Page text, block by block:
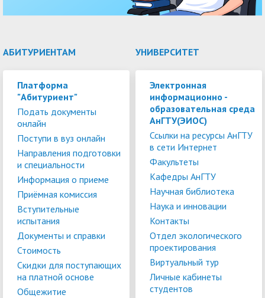
АБИТУРИЕНТАМ
Платформа
"Абитуриент"
Подать документы
онлайн
Поступи в вуз онлайн
Направления подготовки
и специальности
Информация о приеме
Приёмная комиссия
Вступительные
испытания
Документы и справки
Стоимость
Скидки для поступающих
на платной основе
Общежитие
УНИВЕРСИТЕТ
Электронная
информационно -
образовательная среда
АнГТУ(ЭИОС)
Ссылки на ресурсы АнГТУ
в сети Интернет
Факультеты
Кафедры АнГТУ
Научная библиотека
Наука и инновации
Контакты
Отдел экологического
проектирования
Виртуальный тур
Личные кабинеты
студентов